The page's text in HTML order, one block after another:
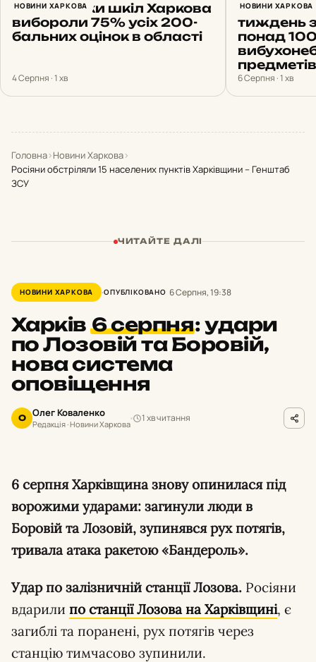
НОВИНИ ХАРКОВА
Випускники шкіл Харкова
вибороли 75% усіх 200-
бальних оцінок в області
4 Серпня · 1 хв
НОВИНИ ХАРКОВА
На
тиждень
понад
предметів
6 Серпня · 1 хв
Головна›Новини Харкова›
Росіяни обстріляли 15 населених пунктів Харківщини – Генштаб
ЗСУ
ЧИТАЙТЕ ДАЛІ
НОВИНИ ХАРКОВА ОПУБЛІКОВАНО 6 Серпня, 19:38
Харків6 серпня:удари
по Лозовій та Боровій,
нова система
оповіщення
О Олег Коваленко
Редакція · Новини Харкова
1 хв читання
6 серпня Харківщина знову опинилася під
ворожими ударами: загинули люди в
Боровій та Лозовій, зупинявся рух потягів,
тривала атака ракетою «Бандероль».
Удар по залізничній станції Лозова. Росіяни
вдарили по станції Лозова на Харківщині, є
загиблі та поранені, рух потягів через
станцію тимчасово зупинили.